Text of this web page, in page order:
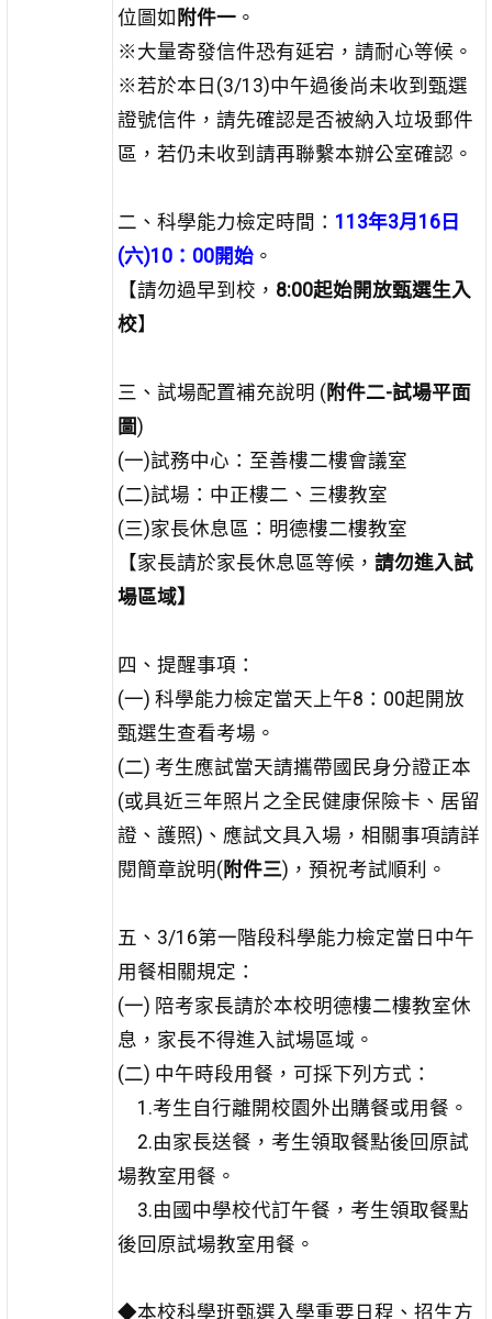
位圖如 附件一。
※大量寄發信件恐有延宕，請耐心等候。
※若於本日(3/13)中午過後尚未收到甄選
證號信件，請先確認是否被納入垃圾郵件
區，若仍未收到請再聯繫本辦公室確認。
二、科學能力檢定時間： 113年3月16日
(六)10：00開始。
【請勿過早到校， 8:00起始開放甄選生入
校】
三、試場配置補充說明 ( 附件二-試場平面
圖 )
(一)試務中心：至善樓二樓會議室
(二)試場：中正樓二、三樓教室
(三)家長休息區：明德樓二樓教室
【家長請於家長休息區等候， 請勿進入試
場區域】
四、提醒事項：
(一) 科學能力檢定當天上午8：00起開放
甄選生查看考場。
(二) 考生應試當天請攜帶國民身分證正本
(或具近三年照片之全民健康保險卡、居留
證、護照)、應試文具入場，相關事項請詳
閱簡章說明( 附件三)，預祝考試順利。
五、3/16第一階段科學能力檢定當日中午
用餐相關規定：
(一) 陪考家長請於本校明德樓二樓教室休
息，家長不得進入試場區域。
(二) 中午時段用餐，可採下列方式：
1.考生自行離開校園外出購餐或用餐。
2.由家長送餐，考生領取餐點後回原試
場教室用餐。
3.由國中學校代訂午餐，考生領取餐點
後回原試場教室用餐。
◆本校科學班甄選入學重要日程、招生方